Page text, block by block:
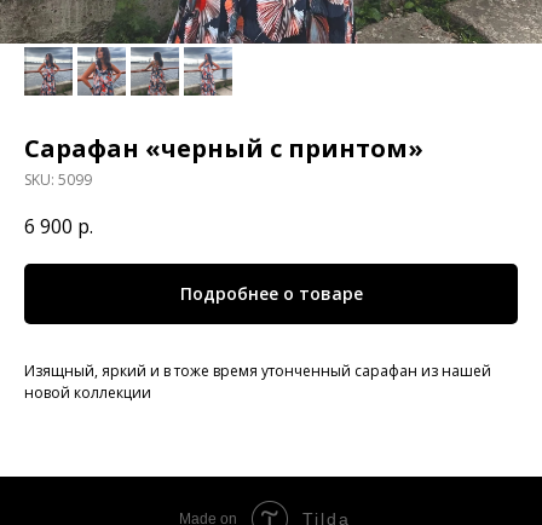
Сарафан «черный с принтом»
SKU: 5099
6 900 р.
Подробнее о товаре
Изящный, яркий и в тоже время утонченный сарафан из нашей
новой коллекции
Made on Tilda